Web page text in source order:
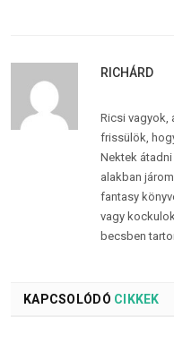
RICHÁRD
Ricsi vagyok,
frissülök,
Nektek
alakban
fantasy
vagy
becsben
KAPCSOLÓDÓ CIKKEK